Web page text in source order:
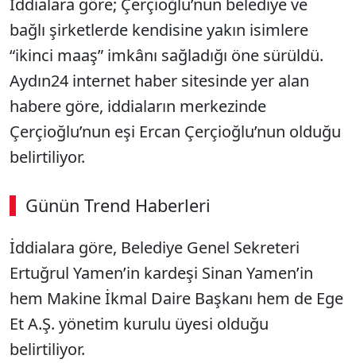
İddialara göre; Çerçioğlu’nun belediye ve
bağlı şirketlerde kendisine yakın isimlere
“ikinci maaş” imkânı sağladığı öne sürüldü.
Aydın24 internet haber sitesinde yer alan
habere göre, iddiaların merkezinde
Çerçioğlu’nun eşi Ercan Çerçioğlu’nun olduğu
belirtiliyor.
Günün Trend Haberleri
00:02 / 08:06
Sesi Aç
İddialara göre, Belediye Genel Sekreteri
Ertuğrul Yamen’in kardeşi Sinan Yamen’in
hem Makine İkmal Daire Başkanı hem de Ege
Et A.Ş. yönetim kurulu üyesi olduğu
belirtiliyor.